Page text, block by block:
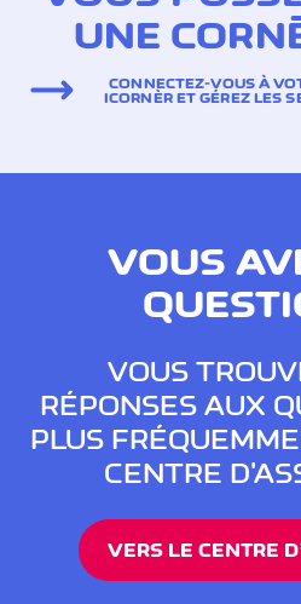
UNE
CONNECTEZ-VOUS À
ICORNÈR ET GÉREZ LES
VOUS
VOUS
RÉPONSES AUX
PLUS
CENTRE
VERS LE CENTRE